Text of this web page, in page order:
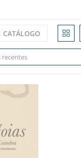
CATÁLOGO
recentes